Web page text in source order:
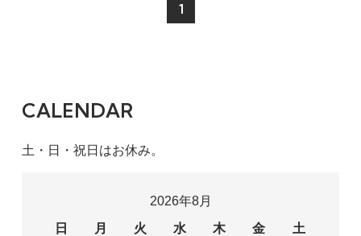
1
CALENDAR
土・日・祝日はお休み。
2026年8月
日
月 火 水 木 金 土